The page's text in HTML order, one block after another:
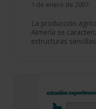
1 de enero de 2007
La producción
Almería se
estructuras